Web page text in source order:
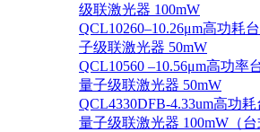
级联激光器 100mW
QCL10260–10.26μm高功耗
子级联激光器 50mW
QCL10560 –10.56μm高功率
量子级联激光器 50mW
QCL4330DFB-4.33um高功
量子级联激光器 100mW（台